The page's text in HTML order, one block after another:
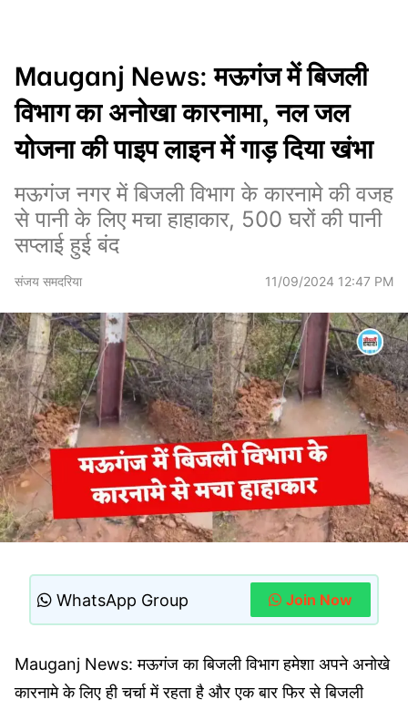
Mauganj News: मऊगंज में बिजली
विभाग का अनोखा कारनामा, नल जल
योजना की पाइप लाइन में गाड़ दिया खंभा
मऊगंज नगर में बिजली विभाग के कारनामे की वजह
से पानी के लिए मचा हाहाकार, 500 घरों की पानी
सप्लाई हुई बंद
संजय समदरिया 11/09/2024 12:47 PM
WhatsApp Group Join Now
Mauganj News: मऊगंज का बिजली विभाग हमेशा अपने अनोखे
कारनामे के लिए ही चर्चा में रहता है और एक बार फिर से बिजली